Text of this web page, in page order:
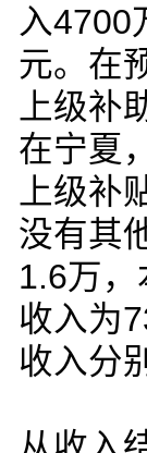
入4700
元。在
上级
在宁夏
上级
没有其
1.6万
收入为
收入分